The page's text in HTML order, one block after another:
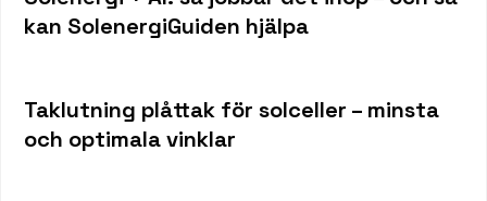
kan SolenergiGuiden hjälpa
Taklutning plåttak för solceller – minsta
och optimala vinklar